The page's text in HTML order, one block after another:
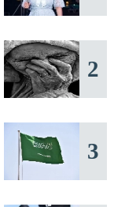
2
3